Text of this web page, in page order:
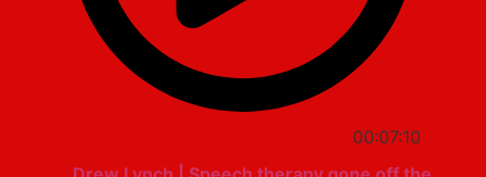
00:07:10